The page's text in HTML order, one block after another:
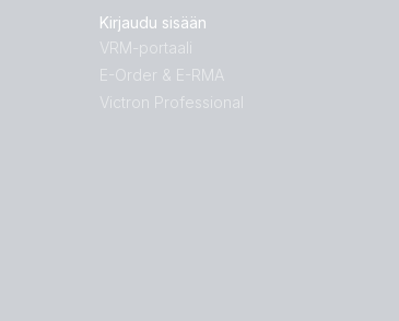
Kirjaudu sisään
VRM-portaali
E-Order & E-RMA
Victron Professional